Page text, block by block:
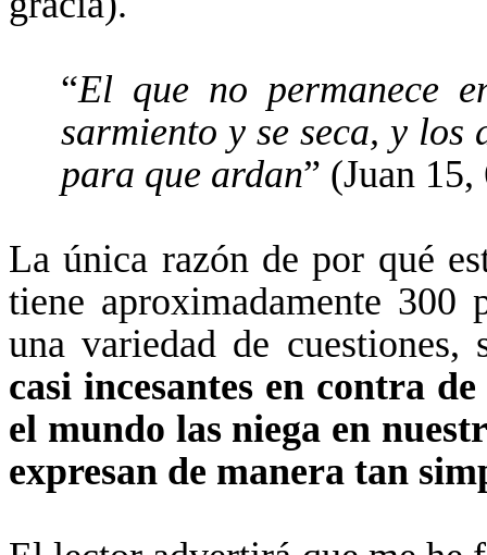
“El que no permanece
sarmiento y se seca, y
para que ardan” (Juan 15,
La única razón de por qué
tiene aproximadamente 300
una variedad de
casi incesantes en contra
el mundo las niega en
expresan de manera tan